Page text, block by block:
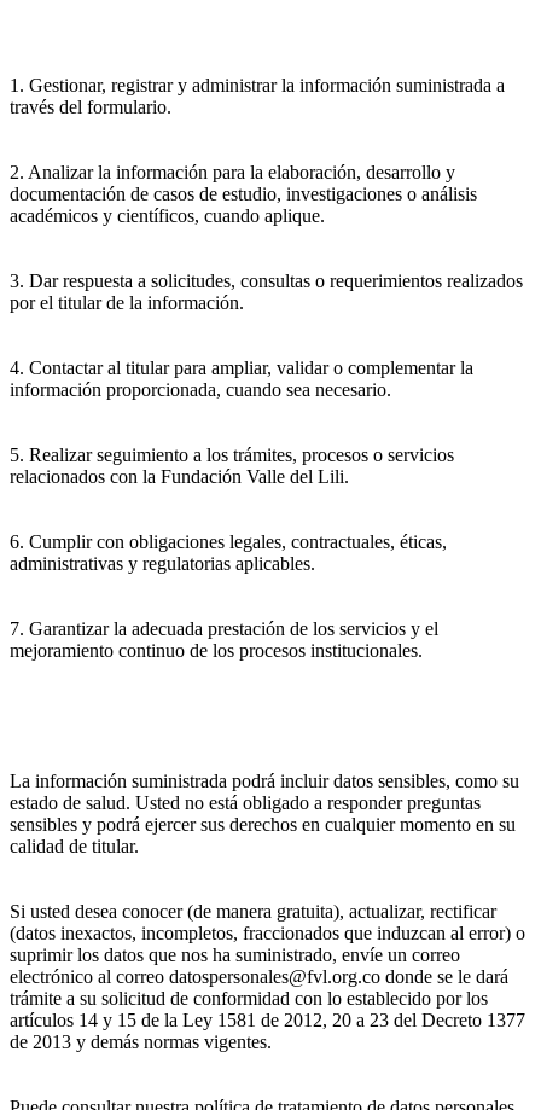
1. Gestionar, registrar y administrar la información suministrada a
través del formulario.
2. Analizar la información para la elaboración, desarrollo y
documentación de casos de estudio, investigaciones o análisis
académicos y científicos, cuando aplique.
3. Dar respuesta a solicitudes, consultas o requerimientos realizados
por el titular de la información.
4. Contactar al titular para ampliar, validar o complementar la
información proporcionada, cuando sea necesario.
5. Realizar seguimiento a los trámites, procesos o servicios
relacionados con la Fundación Valle del Lili.
6. Cumplir con obligaciones legales, contractuales, éticas,
administrativas y regulatorias aplicables.
7. Garantizar la adecuada prestación de los servicios y el
mejoramiento continuo de los procesos institucionales.
La información suministrada podrá incluir datos sensibles, como su
estado de salud. Usted no está obligado a responder preguntas
sensibles y podrá ejercer sus derechos en cualquier momento en su
calidad de titular.
Si usted desea conocer (de manera gratuita), actualizar, rectificar
(datos inexactos, incompletos, fraccionados que induzcan al error) o
suprimir los datos que nos ha suministrado, envíe un correo
electrónico al correo datospersonales@fvl.org.co donde se le dará
trámite a su solicitud de conformidad con lo establecido por los
artículos 14 y 15 de la Ley 1581 de 2012, 20 a 23 del Decreto 1377
de 2013 y demás normas vigentes.